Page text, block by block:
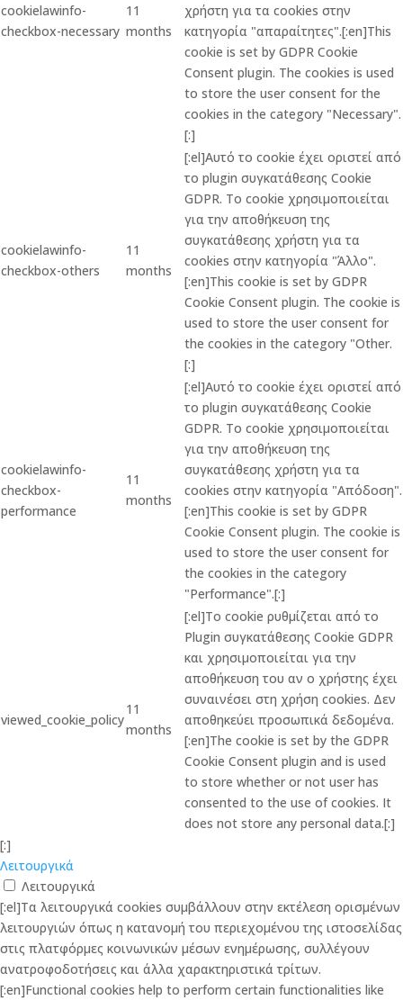
cookielawinfo-
checkbox-necessary
11
months
χρήστη για τα cookies στην
κατηγορία "απαραίτητες".[:en]This
cookie is set by GDPR Cookie
Consent plugin. The cookies is used
to store the user consent for the
cookies in the category "Necessary".
[:]
cookielawinfo-
checkbox-others
11
months
[:el]Αυτό το cookie έχει οριστεί από
το plugin συγκατάθεσης Cookie
GDPR. Το cookie χρησιμοποιείται
για την αποθήκευση της
συγκατάθεσης χρήστη για τα
cookies στην κατηγορία "Άλλο".
[:en]This cookie is set by GDPR
Cookie Consent plugin. The cookie is
used to store the user consent for
the cookies in the category "Other.
[:]
cookielawinfo-
checkbox-
performance
11
months
[:el]Αυτό το cookie έχει οριστεί από
το plugin συγκατάθεσης Cookie
GDPR. Το cookie χρησιμοποιείται
για την αποθήκευση της
συγκατάθεσης χρήστη για τα
cookies στην κατηγορία "Απόδοση".
[:en]This cookie is set by GDPR
Cookie Consent plugin. The cookie is
used to store the user consent for
the cookies in the category
"Performance".[:]
viewed_cookie_policy
11
months
[:el]Το cookie ρυθμίζεται από το
Plugin συγκατάθεσης Cookie GDPR
και χρησιμοποιείται για την
αποθήκευση του αν ο χρήστης έχει
συναινέσει στη χρήση cookies. Δεν
αποθηκεύει προσωπικά δεδομένα.
[:en]The cookie is set by the GDPR
Cookie Consent plugin and is used
to store whether or not user has
consented to the use of cookies. It
does not store any personal data.[:]
[:]
Λειτουργικά
Λειτουργικά
[:el]Τα λειτουργικά cookies συμβάλλουν στην εκτέλεση ορισμένων
λειτουργιών όπως η κατανομή του περιεχομένου της ιστοσελίδας
στις πλατφόρμες κοινωνικών μέσων ενημέρωσης, συλλέγουν
ανατροφοδοτήσεις και άλλα χαρακτηριστικά τρίτων.
[:en]Functional cookies help to perform certain functionalities like